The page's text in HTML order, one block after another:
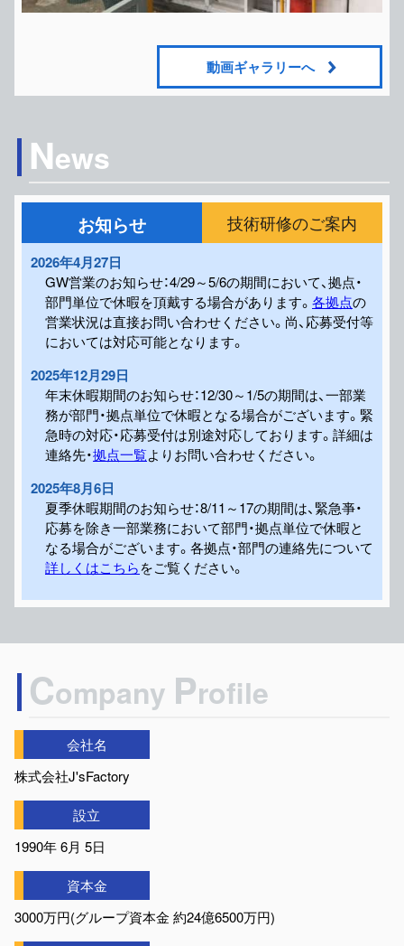
動画ギャラリーへ
News
お知らせ 技術研修のご案内
2026年4月27日
GW営業のお知らせ：4/29～5/6の期間において、拠点・
部門単位で休暇を頂戴する場合があります。 各拠点の
営業状況は直接お問い合わせください。尚、応募受付等
においては対応可能となります。
2025年12月29日
年末休暇期間のお知らせ：12/30～1/5の期間は、一部業
務が部門・拠点単位で休暇となる場合がございます。緊
急時の対応・応募受付は別途対応しております。詳細は
連絡先・拠点一覧よりお問い合わせください。
2025年8月6日
夏季休暇期間のお知らせ：8/11～17の期間は、緊急亊・
応募を除き一部業務において部門・拠点単位で休暇と
なる場合がございます。各拠点・部門の連絡先について
詳しくはこちらをご覧ください。
Company Profile
会社名
株式会社J'sFactory
設立
1990年 6月 5日
資本金
3000万円(グループ資本金 約24億6500万円)